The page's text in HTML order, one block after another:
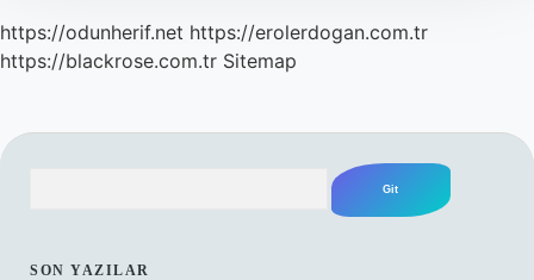
https://odunherif.net https://erolerdogan.com.tr
https://blackrose.com.tr Sitemap
SON YAZILAR